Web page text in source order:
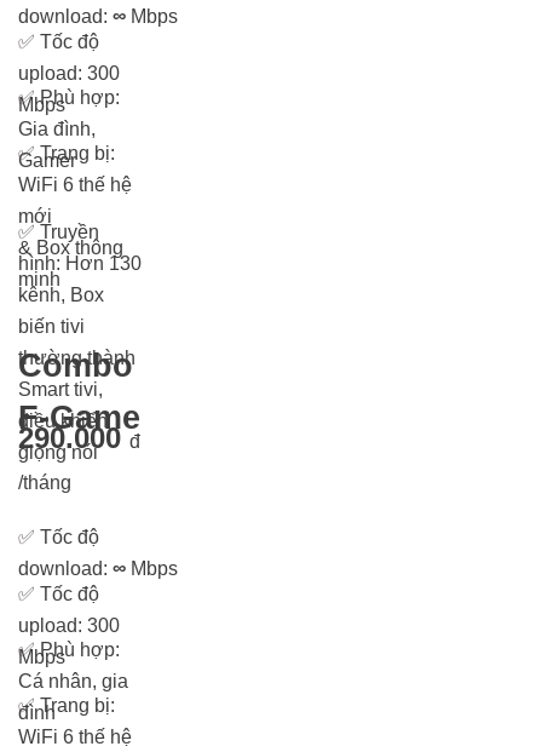
download: ∞ Mbps
✅ Tốc độ
upload: 300
Mbps
✅Phù hợp:
Gia đình,
Gamer
✅Trang bị:
WiFi 6 thế hệ
mới
& Box thông
minh
✅ Truyền
hình: Hơn 130
kênh, Box
biến tivi
thường thành
Smart tivi,
điều khiển
giọng nói
Combo
F-Game
290.000 đ
/tháng
✅ Tốc độ
download: ∞ Mbps
✅ Tốc độ
upload: 300
Mbps
✅Phù hợp:
Cá nhân, gia
đình
✅Trang bị:
WiFi 6 thế hệ